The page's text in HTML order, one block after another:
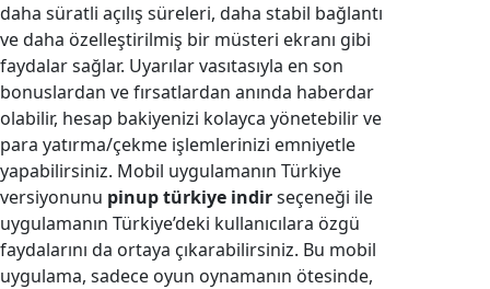
daha süratli açılış süreleri, daha stabil bağlantı
ve daha özelleştirilmiş bir müsteri ekranı gibi
faydalar sağlar. Uyarılar vasıtasıyla en son
bonuslardan ve fırsatlardan anında haberdar
olabilir, hesap bakiyenizi kolayca yönetebilir ve
para yatırma/çekme işlemlerinizi emniyetle
yapabilirsiniz. Mobil uygulamanın Türkiye
versiyonunu pinup türkiye indirseçeneği ile
uygulamanın Türkiye’deki kullanıcılara özgü
faydalarını da ortaya çıkarabilirsiniz. Bu mobil
uygulama, sadece oyun oynamanın ötesinde,